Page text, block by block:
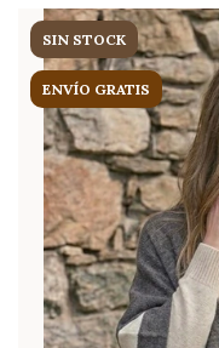
SIN STOCK
ENVÍO GRATIS